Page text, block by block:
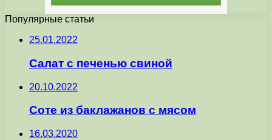
Популярные статьи
25.01.2022
Салат с печенью свиной
20.10.2022
Соте из баклажанов с мясом
16.03.2020